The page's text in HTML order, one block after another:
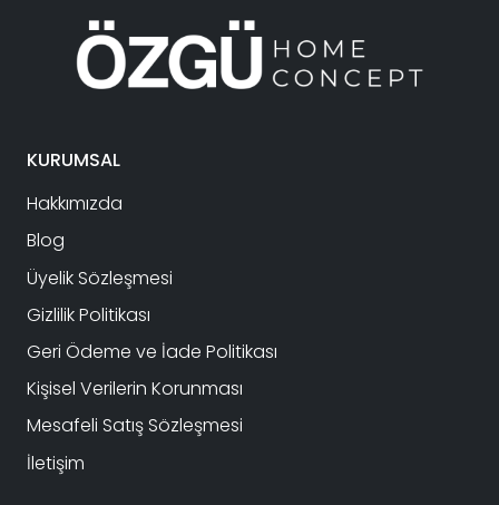
KURUMSAL
Hakkımızda
Blog
Üyelik Sözleşmesi
Gizlilik Politikası
Geri Ödeme ve İade Politikası
Kişisel Verilerin Korunması
Mesafeli Satış Sözleşmesi
İletişim